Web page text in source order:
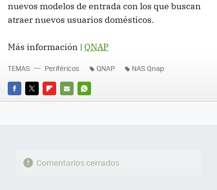
nuevos modelos de entrada con los que buscan
atraer nuevos usuarios domésticos.
Más información | QNAP
FACEBOOK
TWITTERFLIPBOARD
E-
WHATSAPP
TEMAS Periféricos QNAP NAS Qnap
Comentarios cerrados